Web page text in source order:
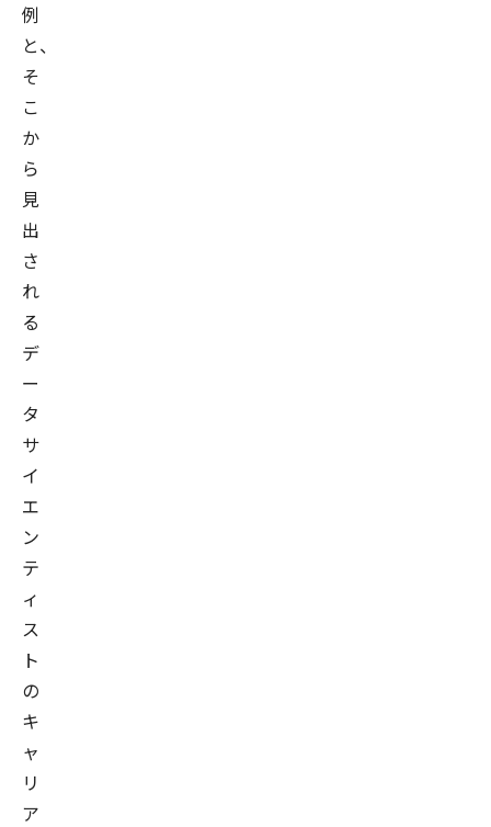
例
と、
そ
こ
か
ら
見
出
さ
れ
る
デ
ー
タ
サ
イ
エ
ン
テ
ィ
ス
ト
の
キ
ャ
リ
ア